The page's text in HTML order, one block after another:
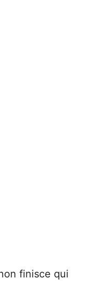
finisce qui